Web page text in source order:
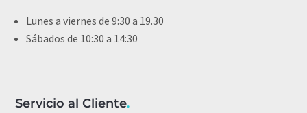
Lunes a viernes de 9:30 a 19.30
Sábados de 10:30 a 14:30
Servicio al Cliente.